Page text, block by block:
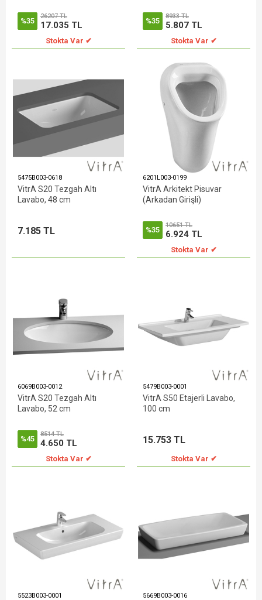
%35
26207 TL
17.035 TL
Stokta Var ✔
%35
8933 TL
5.807 TL
Stokta Var ✔
5475B003-0618
VitrA S20 Tezgah Altı
Lavabo, 48 cm
7.185 TL
6201L003-0199
VitrA Arkitekt Pisuvar
(Arkadan Girişli)
%35
10651 TL
6.924 TL
Stokta Var ✔
6069B003-0012
VitrA S20 Tezgah Altı
Lavabo, 52 cm
%45
8514 TL
4.650 TL
Stokta Var ✔
5479B003-0001
VitrA S50 Etajerli Lavabo,
100 cm
15.753 TL
Stokta Var ✔
5523B003-0001 5669B003-0016